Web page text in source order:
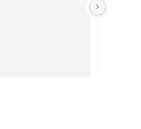
rápido!